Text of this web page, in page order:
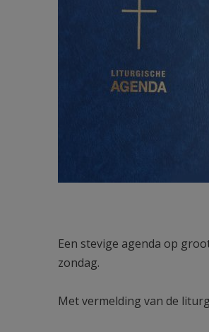
Een stevige agenda op
zondag.
Met vermelding van de